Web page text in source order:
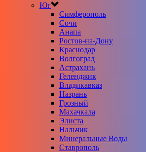
Юг
Симферополь
Сочи
Анапа
Ростов-на-Дону
Краснодар
Волгоград
Астрахань
Геленджик
Владикавказ
Назрань
Грозный
Махачкала
Элиста
Нальчик
Минеральные Воды
Ставрополь